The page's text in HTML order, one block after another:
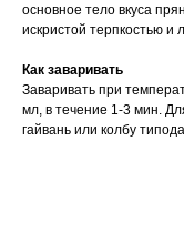
основное тело вкуса
искристой терпкостью и
Как заваривать
Заваривать при
мл, в течение 1-3 мин.
гайвань или колбу